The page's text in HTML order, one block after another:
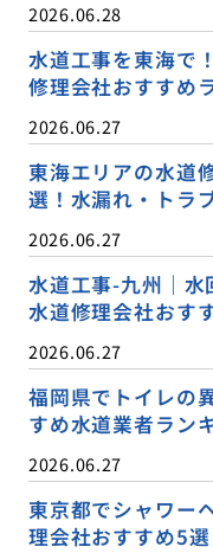
2026.06.28
水道工事を東海で
修理会社おすすめ
2026.06.27
東海エリアの水道
選！水漏れ・トラ
2026.06.27
水道工事-九州｜水
水道修理会社おす
2026.06.27
福岡県でトイレの
すめ水道業者ラン
2026.06.27
東京都でシャワー
理会社おすすめ5